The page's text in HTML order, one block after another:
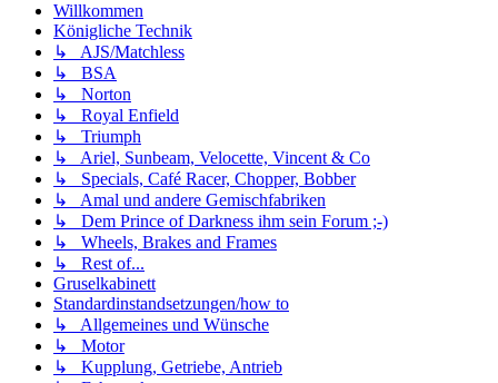
Willkommen
Königliche Technik
↳ AJS/Matchless
↳ BSA
↳ Norton
↳ Royal Enfield
↳ Triumph
↳ Ariel, Sunbeam, Velocette, Vincent & Co
↳ Specials, Café Racer, Chopper, Bobber
↳ Amal und andere Gemischfabriken
↳ Dem Prince of Darkness ihm sein Forum ;-)
↳ Wheels, Brakes and Frames
↳ Rest of...
Gruselkabinett
Standardinstandsetzungen/how to
↳ Allgemeines und Wünsche
↳ Motor
↳ Kupplung, Getriebe, Antrieb